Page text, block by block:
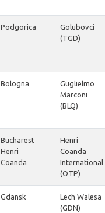
Podgorica
Golubovci
(TGD)
Bologna
Guglielmo
Marconi
(BLQ)
Bucharest
Henri
Coanda
Henri
Coanda
International
(OTP)
Gdansk
Lech Walesa
(GDN)